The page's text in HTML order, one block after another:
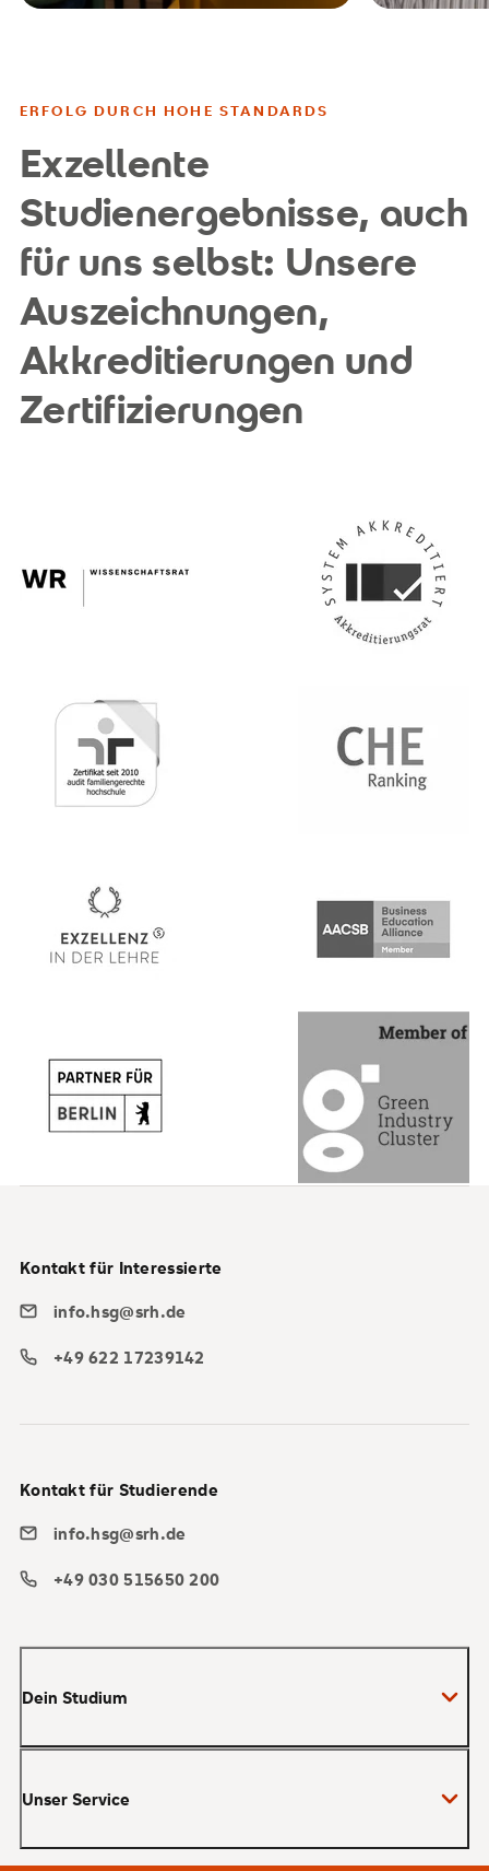
ERFOLG DURCH HOHE STANDARDS
Exzellente
Studienergebnisse, auch
für uns selbst: Unsere
Auszeichnungen,
Akkreditierungen und
Zertifizierungen
Dein Studium
Master
MBA
Unser Service
Bewerbung und Zulassung
Kontakt für Interessierte
info.hsg@srh.de
+49 622 17239142
Kontakt für Studierende
info.hsg@srh.de
+49 030 515650 200